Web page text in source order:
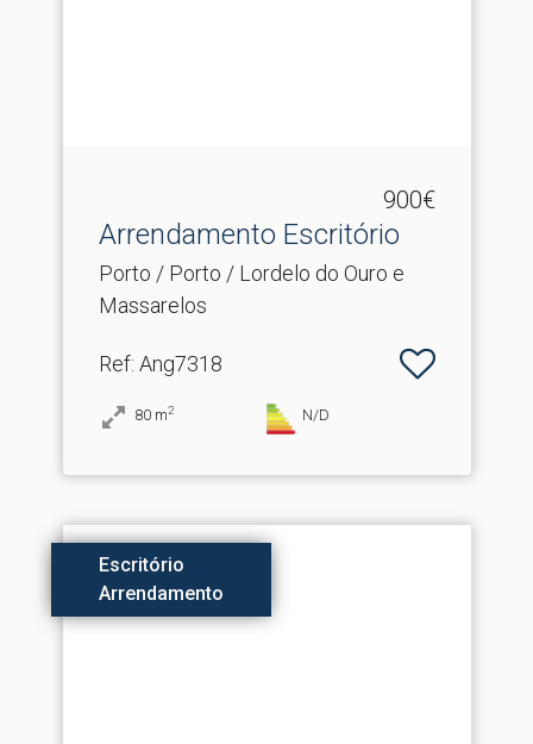
900€
Arrendamento Escritório
Porto / Porto / Lordelo do Ouro e
Massarelos
Ref: Ang7318
80 m2 N/D
Escritório
Arrendamento